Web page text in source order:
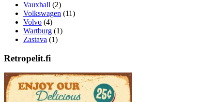
Vauxhall (2)
Volkswagen (11)
Volvo (4)
Wartburg (1)
Zastava (1)
Retropelit.fi